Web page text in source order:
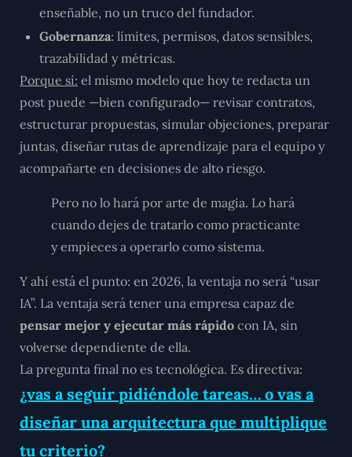
enseñable, no un truco del fundador.
Gobernanza: límites, permisos, datos sensibles,
trazabilidad y métricas.
Porque sí: el mismo modelo que hoy te redacta un
post puede —bien configurado— revisar contratos,
estructurar propuestas, simular objeciones, preparar
juntas, diseñar rutas de aprendizaje para el equipo y
acompañarte en decisiones de alto riesgo.
Pero no lo hará por arte de magia. Lo hará
cuando dejes de tratarlo como practicante
y empieces a operarlo como sistema.
Y ahí está el punto: en 2026, la ventaja no será “usar
IA”. La ventaja será tener una empresa capaz de
pensar mejor y ejecutar más rápido con IA, sin
volverse dependiente de ella.
La pregunta final no es tecnológica. Es directiva:
¿vas a seguir pidiéndole tareas… o vas a
diseñar una arquitectura que multiplique
tu criterio?